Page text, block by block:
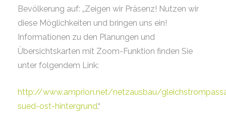
Bevölkerung auf: „Zeigen wir Präsenz! Nutzen wir
diese Möglichkeiten und bringen uns ein!
Informationen zu den Planungen und
Übersichtskarten mit Zoom-Funktion finden Sie
unter folgendem Link:
http://www.amprion.net/netzausbau/
sued-ost-hintergrund.“